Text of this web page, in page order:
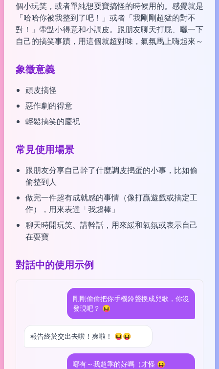
個小玩笑，或者單純想耍寶搞怪的時候用的。感覺就是
「哈哈你被我整到了吧！」或者「我剛剛超猛的對不
對！」帶點小得意和小調皮。跟朋友聊天打屁、曬一下
自己的搞笑事蹟，用這個就超對味，氣氛馬上嗨起來～
象徵意義
頑皮搞怪
惡作劇的得意
輕鬆搞笑的慶祝
常見使用場景
跟朋友分享自己幹了什麼調皮搗蛋的小事，比如偷
偷整到人
做完一件超有成就感的事情（像打贏遊戲或搞定工
作），用來表達「我超棒」
聊天時開玩笑、講幹話，用來緩和氣氛或表示自己
在耍寶
對話中的使用示例
剛剛偷偷把你手機鈴聲換成兒歌，你沒
發現吧？ 😝
報告終於交出去啦！爽啦！ 😝😝
哪有～我超乖的好嗎（才怪 😝